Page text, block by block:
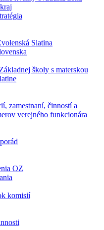
Slatina
školy s materskou
zamestnaní, činností a
verejného funkcionára
OZ
komisií